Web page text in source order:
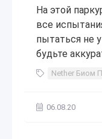
На этой
все
пытаться не
будьте
Nether Биом
06.08.20